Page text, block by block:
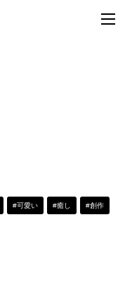
t
o
#可愛い #癒し #創作